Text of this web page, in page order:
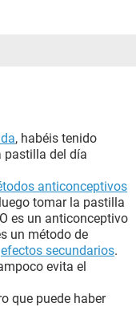
, habéis tenido
pastilla del día
anticonceptivos
tomar la pastilla
es un anticonceptivo
un método de
efectos secundarios.
evita el
que puede haber